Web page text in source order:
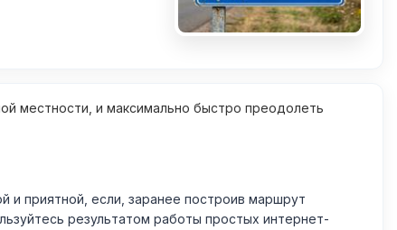
местности, и максимально быстро преодолеть
приятной, если, заранее построив маршрут
результатом работы простых интернет-